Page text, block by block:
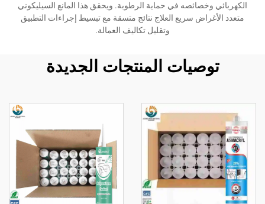
الكهربائي وخصائصه في حماية الرطوبة. ويحقق هذا المانع السيليكوني
متعدد الأغراض سريع العلاج نتائج متسقة مع تبسيط إجراءات التطبيق
وتقليل تكاليف العمالة.
توصيات المنتجات الجديدة